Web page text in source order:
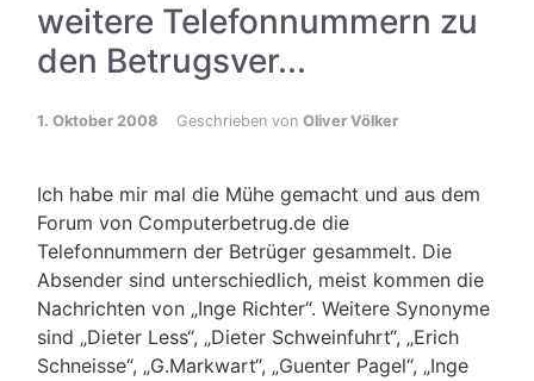
weitere Telefonnummern zu
den Betrugsver...
1. Oktober 2008 Geschrieben von Oliver Völker
Ich habe mir mal die Mühe gemacht und aus dem
Forum von Computerbetrug.de die
Telefonnummern der Betrüger gesammelt. Die
Absender sind unterschiedlich, meist kommen die
Nachrichten von „Inge Richter“. Weitere Synonyme
sind „Dieter Less“, „Dieter Schweinfuhrt“, „Erich
Schneisse“, „G.Markwart“, „Guenter Pagel“, „Inge